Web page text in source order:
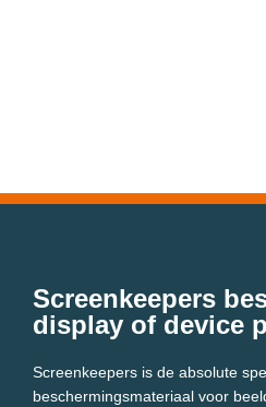
Screenkeepers
display of device
Screenkeepers is de absolute
beschermingsmateriaal voor